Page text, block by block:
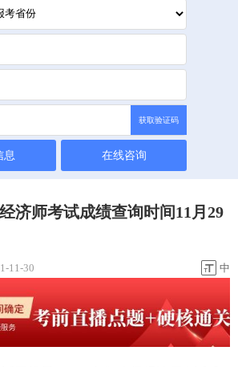
获取验证码
息 在线咨询
济师考试成绩查询时间11月29
11-30 中